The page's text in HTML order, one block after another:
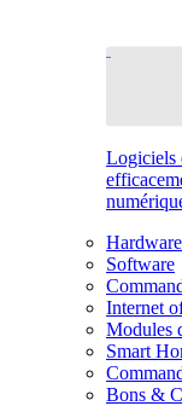
Logiciels
Hardware
Software
Internet
Modules
Smart
Bons &